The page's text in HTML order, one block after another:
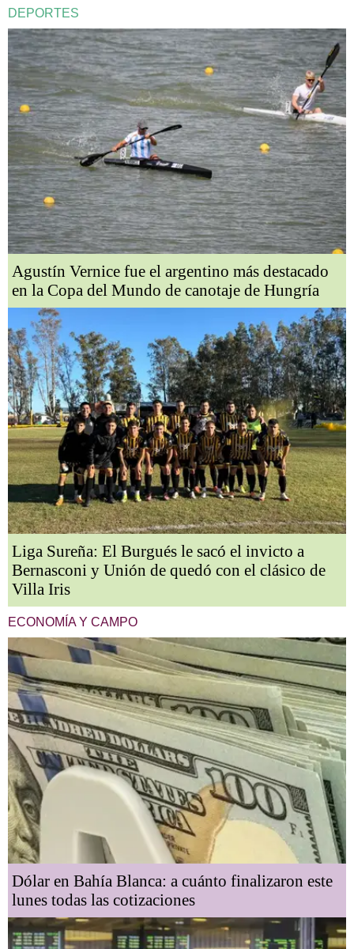
DEPORTES
Agustín Vernice fue el argentino más destacado
en la Copa del Mundo de canotaje de Hungría
Liga Sureña: El Burgués le sacó el invicto a
Bernasconi y Unión de quedó con el clásico de
Villa Iris
ECONOMÍA Y CAMPO
Dólar en Bahía Blanca: a cuánto finalizaron este
lunes todas las cotizaciones